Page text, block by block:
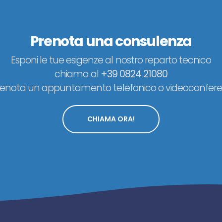
Prenota una consulenza
Esponi le tue esigenze al nostro reparto tecnico
chiama al +39 0824 21080
un appuntamento telefonico o
CHIAMA ORA!